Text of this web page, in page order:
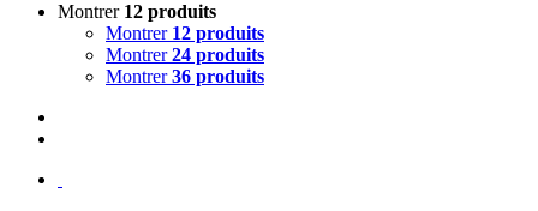
Montrer 12 produits
Montrer 12 produits
Montrer24 produits
Montrer36 produits